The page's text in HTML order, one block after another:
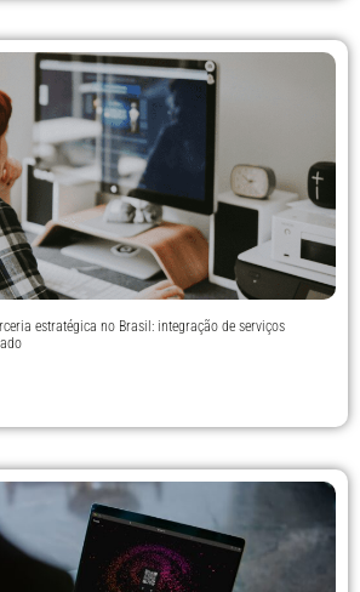
estratégica no Brasil: integração de serviços